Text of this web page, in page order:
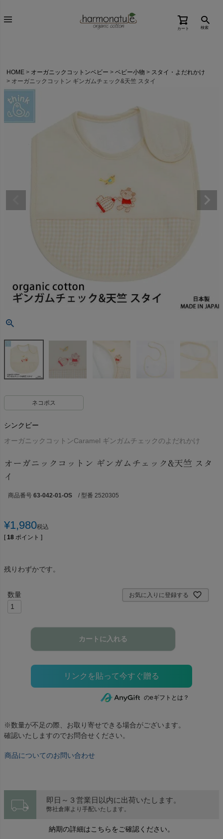
カート 検索
HOME オーガニックコットンベビー ベビー小物
スタイ・よだれかけ
オーガニックコットン ギンガムチェック&天竺 スタイ
ネコポス
シンクビー
オーガニックコットンCaramel ギンガムチェックのよだれかけ
オーガニックコットン ギンガムチェック&天竺 スタ
イ
商品番号 63-042-01-OS / 型番 2520305
¥1,980税込
[ 18 ポイント ]
残りわずかです。
お気に入りに登録する
カートに入れる
のeギフトとは？
※数量が不足の際、お取り寄せできる場合がございます。
確認いたしますのでお問合せください。
商品についてのお問い合わせ
local_shipping 即日～３営業日以内に出荷いたします。
弊社倉庫より手配いたします。
納期の詳細はこちらをご確認ください。